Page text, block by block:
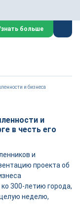
больше
и бизнеса
и
в честь его
и
проекта об
300-летию города,
неделю,